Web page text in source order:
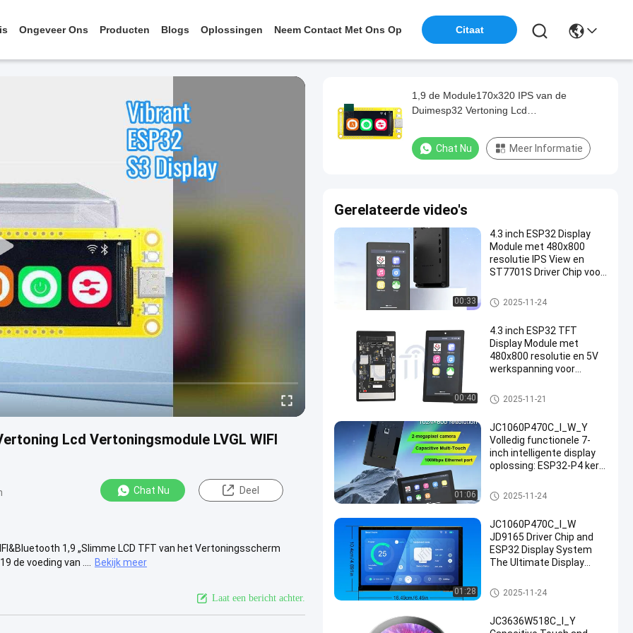
Ongeveer Ons Producten Blogs Oplossingen Neem Contact Met Ons Op Citaat
Lcd Vertoningsmodule LVGL WIFI
Chat Nu Deel
1,9 „Slimme LCD TFT van het Vertoningsscherm
de voeding van ....
Bekijk meer
Laat een bericht achter.
1,9 de Module170x320 IPS van de
Duimesp32 Vertoning Lcd
Chat Nu Meer Informatie
Gerelateerde video's
00:33
4.3 inch ESP32 Display
Module met 480x800
resolutie IPS View en
ST7701S Driver Chip voor
toepassingen
ESP32 vertoningsmodule
2025-11-24
00:40
4.3 inch ESP32 TFT
Display Module met
480x800 resolutie en 5V
werkspanning voor
kwaliteit
ESP32 vertoningsmodule
2025-11-21
01:06
JC1060P470C_I_W_Y
Volledig functionele 7-
inch intelligente display
oplossing: ESP32-P4 kern,
camera, klaar voor
onmiddellijke ontwikkeling
ESP32 vertoningsmodule
2025-11-24
01:28
JC1060P470C_I_W
JD9165 Driver Chip and
ESP32 Display System
The Ultimate Display
Business Needs
industrial grade tft liquid
screen
ESP32 vertoningsmodule
2025-11-24
JC3636W518C_I_Y